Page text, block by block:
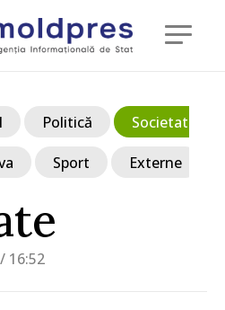
/ 16:52
Politică Societate
Sport Externe